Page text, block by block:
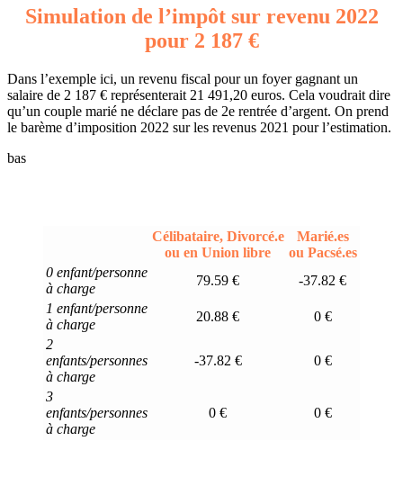
Simulation de l’impôt sur revenu 2022
pour 2 187 €
Dans l’exemple ici, un revenu fiscal pour un foyer gagnant un
salaire de 2 187 € représenterait 21 491,20 euros. Cela voudrait dire
qu’un couple marié ne déclare pas de 2e rentrée d’argent. On prend
le barème d’imposition 2022 sur les revenus 2021 pour l’estimation.
bas
Célibataire, Divorcé.e
ou en Union libre
Marié.es
ou Pacsé.es
0 enfant/personne
à charge
79.59 €
-37.82 €
1 enfant/personne
à charge
20.88 €
0 €
2
enfants/personnes
à charge
-37.82 € 0 €
3
enfants/personnes
à charge
0 € 0 €